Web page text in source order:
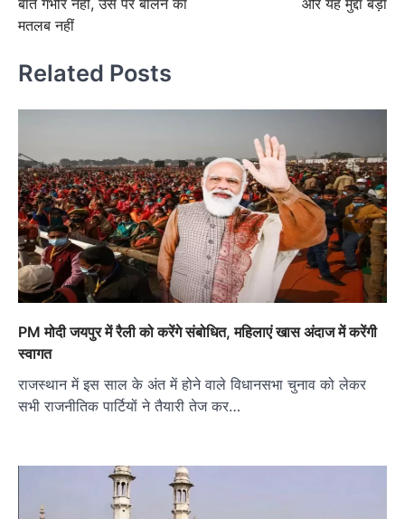
बातें गंभीर नहीं, उस पर बोलने का
मतलब नहीं
और यह मुद्दा बड़ा
Related Posts
PM मोदी जयपुर में रैली को करेंगे संबोधित, महिलाएं खास अंदाज में करेंगी
स्वागत
राजस्थान में इस साल के अंत में होने वाले विधानसभा चुनाव को लेकर
सभी राजनीतिक पार्टियों ने तैयारी तेज कर…